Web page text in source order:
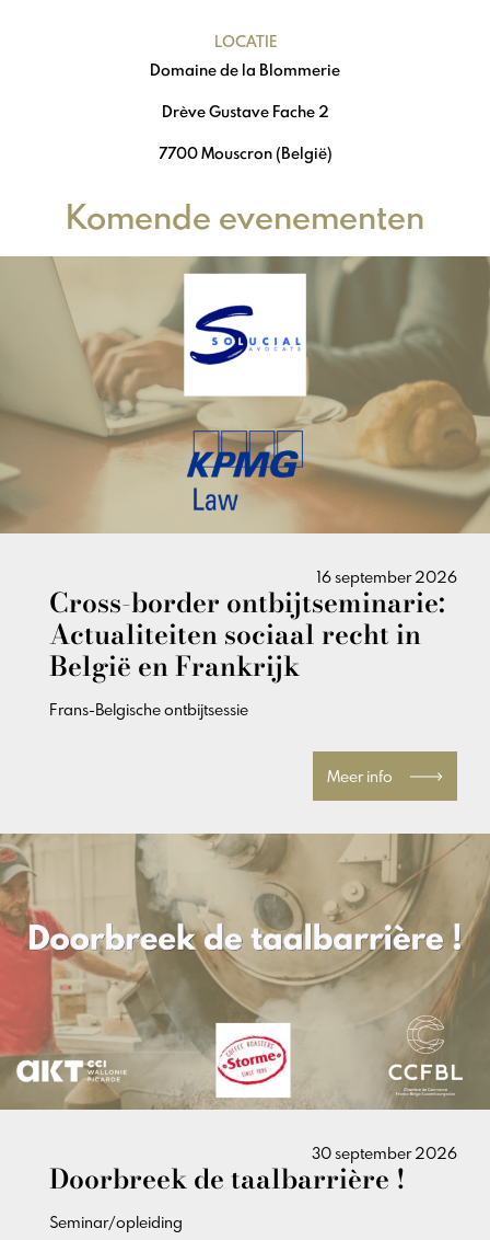
LOCATIE
Domaine de la Blommerie
Drève Gustave Fache 2
7700 Mouscron (België)
Komende evenementen
16 september 2026
Cross-border ontbijtseminarie:
Actualiteiten sociaal recht in
België en Frankrijk
Frans-Belgische ontbijtsessie
Meer info
30 september 2026
Doorbreek de taalbarrière !
Seminar/opleiding